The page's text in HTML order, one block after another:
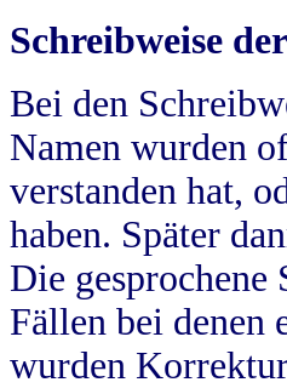
Schreibweise
Bei den
Namen wurden
verstanden hat,
haben. Später
Die
Fällen bei denen
wurden